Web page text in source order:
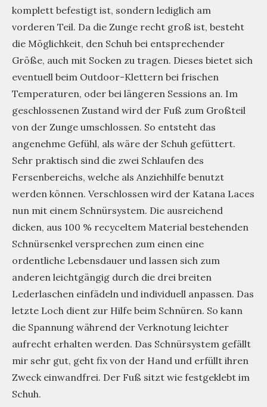
komplett befestigt ist, sondern lediglich am
vorderen Teil. Da die Zunge recht groß ist, besteht
die Möglichkeit, den Schuh bei entsprechender
Größe, auch mit Socken zu tragen. Dieses bietet sich
eventuell beim Outdoor-Klettern bei frischen
Temperaturen, oder bei längeren Sessions an. Im
geschlossenen Zustand wird der Fuß zum Großteil
von der Zunge umschlossen. So entsteht das
angenehme Gefühl, als wäre der Schuh gefüttert.
Sehr praktisch sind die zwei Schlaufen des
Fersenbereichs, welche als Anziehhilfe benutzt
werden können. Verschlossen wird der Katana Laces
nun mit einem Schnürsystem. Die ausreichend
dicken, aus 100 % recyceltem Material bestehenden
Schnürsenkel versprechen zum einen eine
ordentliche Lebensdauer und lassen sich zum
anderen leichtgängig durch die drei breiten
Lederlaschen einfädeln und individuell anpassen. Das
letzte Loch dient zur Hilfe beim Schnüren. So kann
die Spannung während der Verknotung leichter
aufrecht erhalten werden. Das Schnürsystem gefällt
mir sehr gut, geht fix von der Hand und erfüllt ihren
Zweck einwandfrei. Der Fuß sitzt wie festgeklebt im
Schuh.